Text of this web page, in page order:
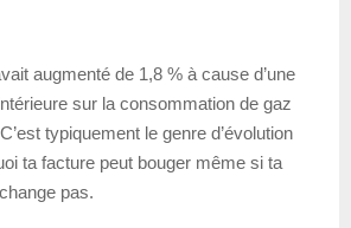
augmenté de 1,8 % à cause d’une
sur la consommation de gaz
typiquement le genre d’évolution
ta facture peut bouger même si ta
pas.